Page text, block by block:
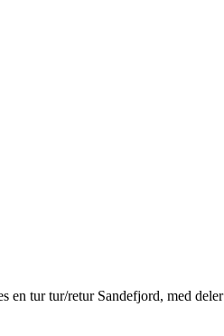
en tur tur/retur Sandefjord, med deler